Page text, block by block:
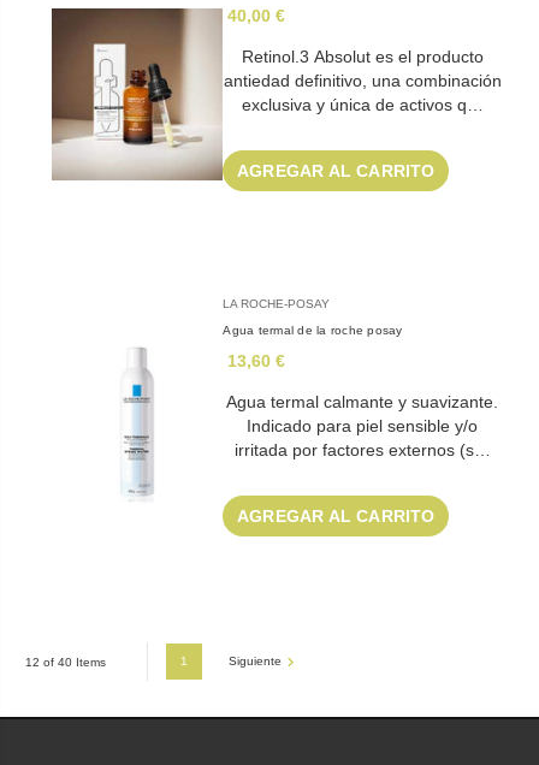
40,00 €
Retinol.3 Absolut es el producto
antiedad definitivo, una combinación
exclusiva y única de activos q…
AGREGAR AL CARRITO
LA ROCHE-POSAY
Agua termal de la roche posay
13,60 €
Agua termal calmante y suavizante.
Indicado para piel sensible y/o
irritada por factores externos (s…
AGREGAR AL CARRITO
12 of 40 Items 1 Siguiente